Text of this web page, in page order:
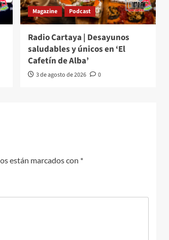
Magazine Podcast
Radio Cartaya | Desayunos
saludables y únicos en ‘El
Cafetín de Alba’
3 de agosto de 2026 0
están marcados con *